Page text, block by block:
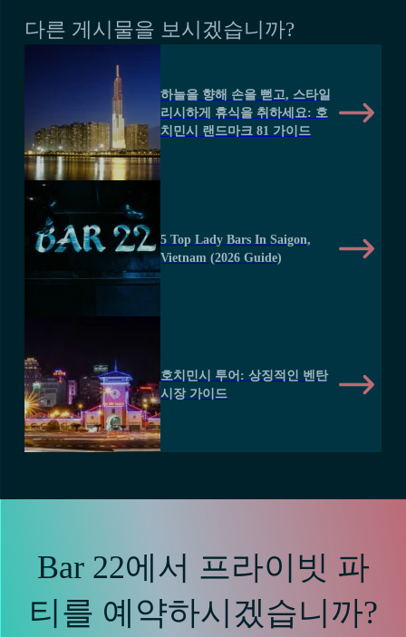
다른 게시물을 보시겠습니까?
하늘을 향해 손을 뻗고, 스타일
리시하게 휴식을 취하세요: 호
치민시 랜드마크 81 가이드
5 Top Lady Bars In Saigon,
Vietnam (2026 Guide)
호치민시 투어: 상징적인 벤탄
시장 가이드
Bar 22에서 프라이빗 파
티를 예약하시겠습니까?